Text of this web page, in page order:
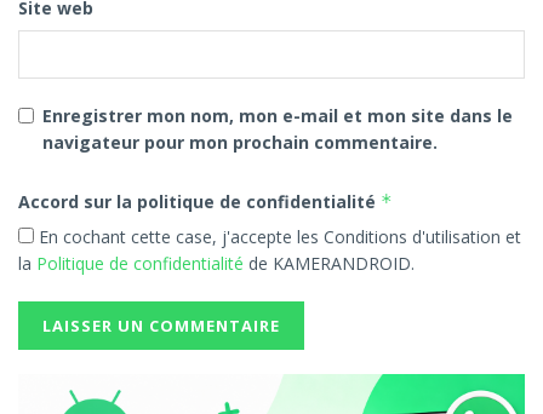
Site web
Enregistrer mon nom, mon e-mail et mon site dans le
navigateur pour mon prochain commentaire.
Accord sur la politique de confidentialité *
En cochant cette case, j'accepte les Conditions d'utilisation et
la Politique de confidentialité de KAMERANDROID.